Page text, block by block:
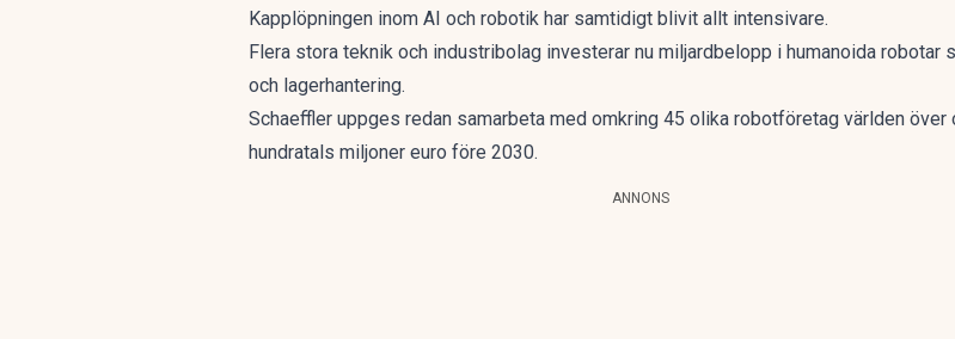
Kapplöpningen inom AI och robotik har samtidigt blivit allt intensivare.
Flera stora teknik och industribolag investerar nu miljardbelopp i humanoida
och lagerhantering.
Schaeffler uppges redan samarbeta med omkring 45 olika robotföretag världen över
hundratals miljoner euro före 2030.
ANNONS